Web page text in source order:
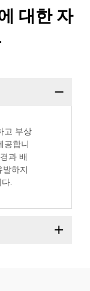
대한 자
고 부상
공합니
과 배
하지
.